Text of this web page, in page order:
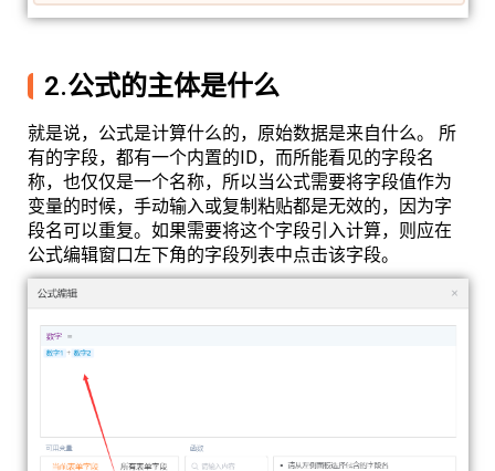
2.公式的主体是什么
就是说，公式是计算什么的，原始数据是来自什么。 所
有的字段，都有一个内置的ID，而所能看见的字段名
称，也仅仅是一个名称，所以当公式需要将字段值作为
变量的时候，手动输入或复制粘贴都是无效的，因为字
段名可以重复。如果需要将这个字段引入计算，则应在
公式编辑窗口左下角的字段列表中点击该字段。